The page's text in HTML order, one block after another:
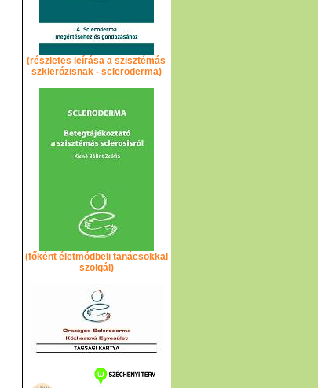
(részletes leírása a szisztémás
szklerózisnak - scleroderma)
(főként életmódbeli tanácsokkal
szolgál)